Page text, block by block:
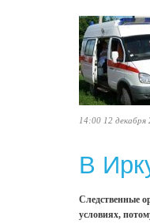
14:00 12 декабря
В
Следственные
условиях,